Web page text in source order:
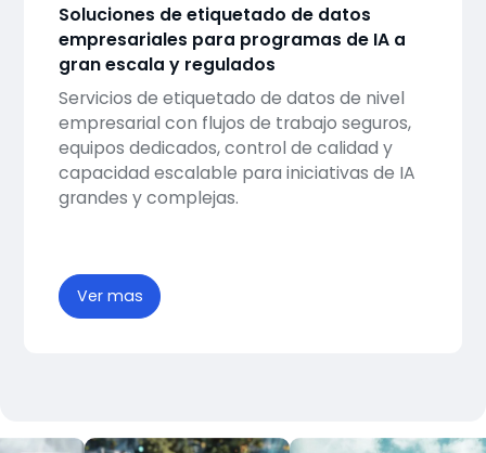
Soluciones de etiquetado de datos
empresariales para programas de IA a
gran escala y regulados
Servicios de etiquetado de datos de nivel
empresarial con flujos de trabajo seguros,
equipos dedicados, control de calidad y
capacidad escalable para iniciativas de IA
grandes y complejas.
Ver mas